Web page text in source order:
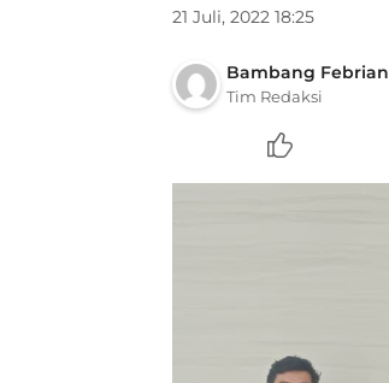
21 Juli, 2022 18:25
Bambang
Tim Redaksi